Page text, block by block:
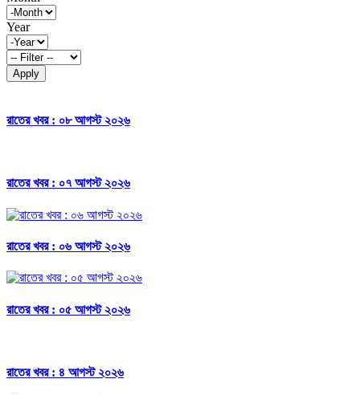
Year
Apply
রাতের খবর : ০৮ আগস্ট ২০২৬
রাতের খবর : ০৭ আগস্ট ২০২৬
রাতের খবর : ০৬ আগস্ট ২০২৬
রাতের খবর : ০৫ আগস্ট ২০২৬
রাতের খবর : ৪ আগস্ট ২০২৬